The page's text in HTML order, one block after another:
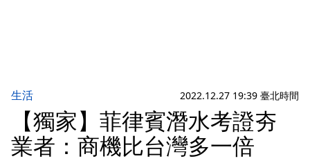
生活 2022.12.27 19:39 臺北時間
【獨家】菲律賓潛水考證夯
業者：商機比台灣多一倍